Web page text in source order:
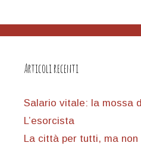
Articoli recenti
Salario vitale: la mossa
L’esorcista
La città per tutti, ma